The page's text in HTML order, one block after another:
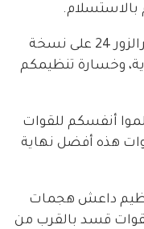
بالاستسلام.
وجاء في المنشورات التي حصلت ديرالزور 24 على نسخة
وخسارة تنظيمكم
أنفسكم للقوات
هذه أفضل نهاية
داعش هجمات
قسد بالقرب من